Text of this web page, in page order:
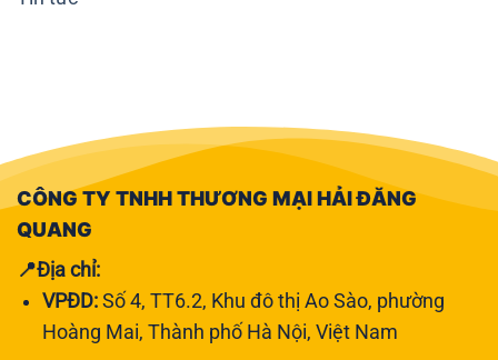
CÔNG TY TNHH THƯƠNG MẠI HẢI ĐĂNG
QUANG
📍Địa chỉ:
VPĐD: Số 4, TT6.2, Khu đô thị Ao Sào, phường
Hoàng Mai, Thành phố Hà Nội, Việt Nam